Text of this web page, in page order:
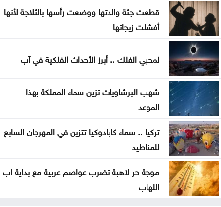
هل تأكل البطيخ مع الخبز؟ خبراء يوضحون ما قد يحدث
لجسمك
عطالله: الوصاية الهاشمية صمام أمان للمقدسات في
القدس
قطعت جثة والدتها ووضعت رأسها بالثلاجة لأنها
أفشلت زيجاتها
لمحبي الفلك .. أبرز الأحداث الفلكية في آب
شهب البرشاويات تزين سماء المملكة بهذا
الموعد
تركيا .. سماء كابادوكيا تتزين في المهرجان السابع
للمناطيد
موجة حر لاهبة تضرب عواصم عربية مع بداية اب
اللهاب